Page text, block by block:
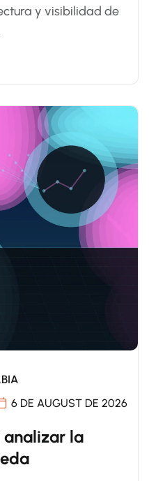
y visibilidad de
6 DE AUGUST DE 2026
analizar la